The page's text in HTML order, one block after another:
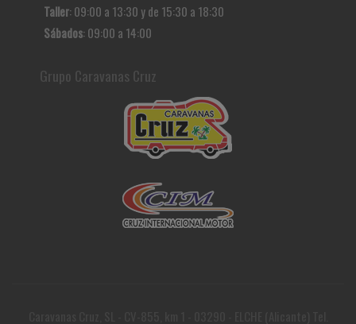
Taller: 09:00 a 13:30 y de 15:30 a 18:30
Sábados: 09:00 a 14:00
Grupo Caravanas Cruz